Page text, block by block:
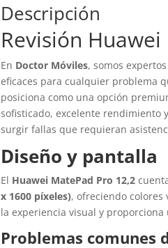
Descripción
Revisión
En Doctor Móviles, somos
eficaces para cualquier problema
posiciona como una opción
sofisticado, excelente rendimiento
surgir fallas que requieran
Diseño y pantalla
El Huawei MatePad Pro 12,2
x 1600 píxeles), ofreciendo colores
la experiencia visual y
Problemas comunes